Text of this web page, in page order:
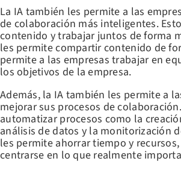
La IA también les permite a las
de colaboración más inteligentes.
contenido y trabajar juntos de forma
les permite compartir contenido de
permite a las empresas trabajar en
los objetivos de la empresa.
Además, la IA también les permite a
mejorar sus procesos de
automatizar procesos como la
análisis de datos y la monitorización
les permite ahorrar tiempo y
centrarse en lo que realmente